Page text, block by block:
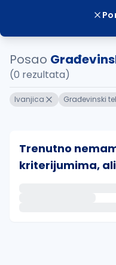
Posao
(0 rezultata)
Ivanjica Građevinski
Trenutno
kriterijumima,